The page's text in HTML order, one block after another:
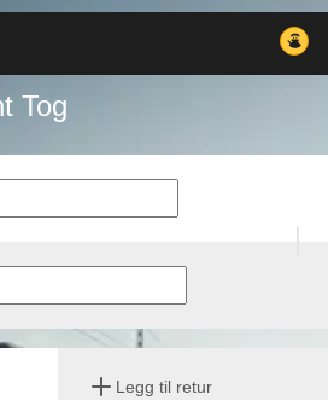
Tog
Legg til retur